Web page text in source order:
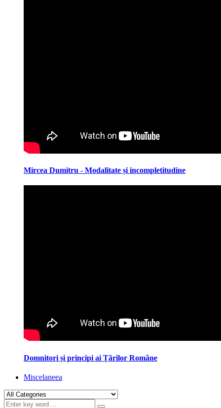
Mircea Dumitru - Modalitate și incompletitudine
Domnitori și principi ai Țărilor Române
Miscelaneea